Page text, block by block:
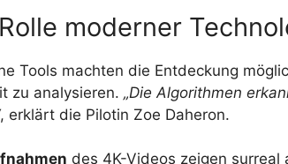
moderner
Tools machten die Entdeckung
zu analysieren. „Die Algorithmen
, erklärt die Pilotin Zoe Daheron.
des 4K-Videos zeigen